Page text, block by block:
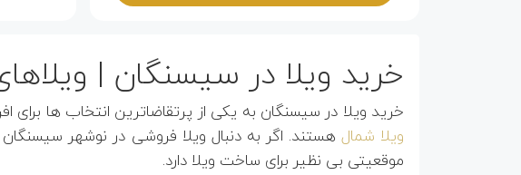
خرید ویلا در سیسنگان |
خرید ویلا در سیسنگان به یکی از پرتقاضاترین انتخاب ها
ویلا شمال هستند. اگر به دنبال ویلا فروشی در نوشهر
موقعیتی بی نظیر برای ساخت ویلا دارد.